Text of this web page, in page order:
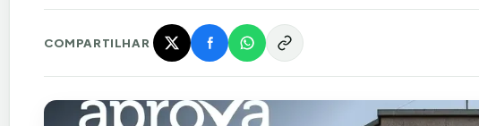
COMPARTILHAR